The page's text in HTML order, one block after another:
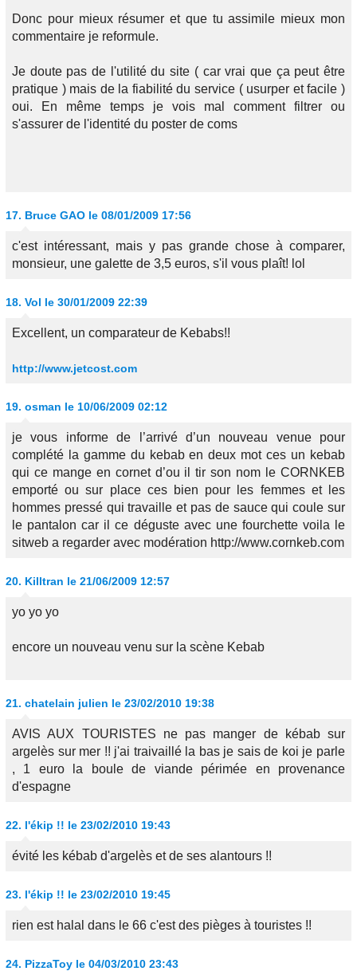
Donc pour mieux résumer et que tu assimile mieux mon
commentaire je reformule.
Je doute pas de l'utilité du site ( car vrai que ça peut être
pratique ) mais de la fiabilité du service ( usurper et facile )
oui. En même temps je vois mal comment filtrer ou
s'assurer de l'identité du poster de coms
17. Bruce GAO le 08/01/2009 17:56
c'est intéressant, mais y pas grande chose à comparer,
monsieur, une galette de 3,5 euros, s'il vous plaît! lol
18. Vol le 30/01/2009 22:39
Excellent, un comparateur de Kebabs!!
http://www.jetcost.com
19. osman le 10/06/2009 02:12
je vous informe de l’arrivé d’un nouveau venue pour
complété la gamme du kebab en deux mot ces un kebab
qui ce mange en cornet d’ou il tir son nom le CORNKEB
emporté ou sur place ces bien pour les femmes et les
hommes pressé qui travaille et pas de sauce qui coule sur
le pantalon car il ce déguste avec une fourchette voila le
sitweb a regarder avec modération http://www.cornkeb.com
20. Killtran le 21/06/2009 12:57
yo yo yo
encore un nouveau venu sur la scène Kebab
21. chatelain julien le 23/02/2010 19:38
AVIS AUX TOURISTES ne pas manger de kébab sur
argelès sur mer !! j'ai traivaillé la bas je sais de koi je parle
, 1 euro la boule de viande périmée en provenance
d'espagne
22. l'ékip !! le 23/02/2010 19:43
évité les kébab d'argelès et de ses alantours !!
23. l'ékip !! le 23/02/2010 19:45
rien est halal dans le 66 c'est des pièges à touristes !!
24. PizzaToy le 04/03/2010 23:43